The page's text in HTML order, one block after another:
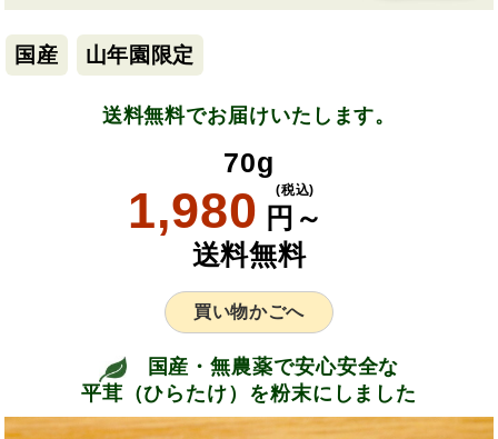
国産 山年園限定
送料無料でお届けいたします。
70g
1,980 円～
(税込)
送料無料
買い物かごへ
国産・無農薬で安心安全な
平茸（ひらたけ）を粉末にしました